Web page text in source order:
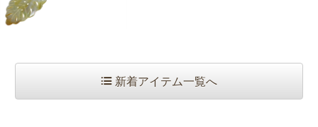
新着アイテム一覧へ